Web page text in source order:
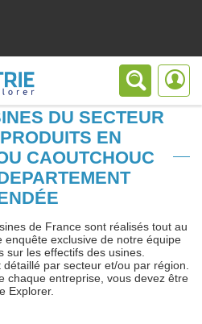
DU SECTEUR
EN
CAOUTCHOUC
de France sont réalisés tout au
enquête exclusive de notre équipe
sur les effectifs des usines.
par secteur et/ou par région.
chaque entreprise, vous devez être
Explorer.